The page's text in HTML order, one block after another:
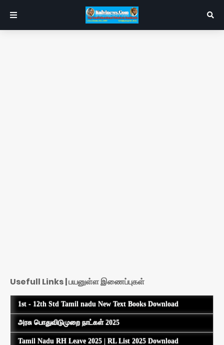
Usefull Links | பயனுள்ள இணைப்புகள்
1st - 12th Std Tamil nadu New Text Books Download
அரசு பொதுவிடுமுறை நாட்கள் 2025
Tamil Nadu RH Leave 2025 | RL List 2025 Download